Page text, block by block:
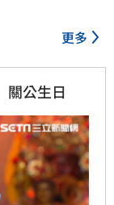
更多
關公生日